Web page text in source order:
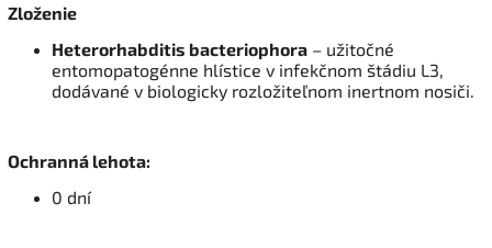
Zloženie
Heterorhabditis bacteriophora – užitočné
entomopatogénne hlístice v infekčnom štádiu L3,
dodávané v biologicky rozložiteľnom inertnom nosiči.
Ochranná lehota:
0 dní